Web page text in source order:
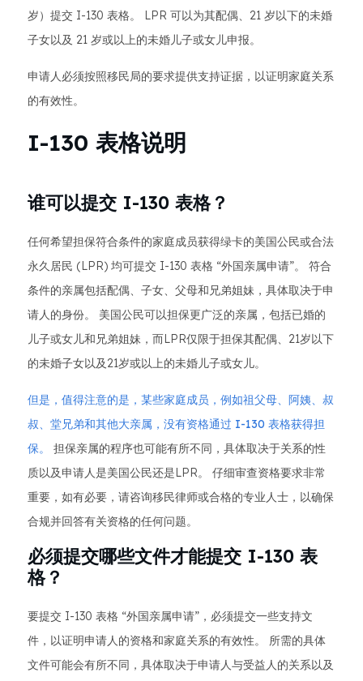
岁）提交 I-130 表格。 LPR 可以为其配偶、21 岁以下的未婚
子女以及 21 岁或以上的未婚儿子或女儿申报。
申请人必须按照移民局的要求提供支持证据，以证明家庭关系
的有效性。
I-130 表格说明
谁可以提交 I-130 表格？
任何希望担保符合条件的家庭成员获得绿卡的美国公民或合法
永久居民 (LPR) 均可提交 I-130 表格 “外国亲属申请”。 符合
条件的亲属包括配偶、子女、父母和兄弟姐妹，具体取决于申
请人的身份。 美国公民可以担保更广泛的亲属，包括已婚的
儿子或女儿和兄弟姐妹，而LPR仅限于担保其配偶、21岁以下
的未婚子女以及21岁或以上的未婚儿子或女儿。
但是，值得注意的是，某些家庭成员，例如祖父母、阿姨、叔
叔、堂兄弟和其他大亲属，没有资格通过 I-130 表格获得担
保。
担保亲属的程序也可能有所不同，具体取决于关系的性
质以及申请人是美国公民还是LPR。 仔细审查资格要求非常
重要，如有必要，请咨询移民律师或合格的专业人士，以确保
合规并回答有关资格的任何问题。
必须提交哪些文件才能提交 I-130 表
格？
要提交 I-130 表格 “外国亲属申请”，必须提交一些支持文
件，以证明申请人的资格和家庭关系的有效性。 所需的具体
文件可能会有所不同，具体取决于申请人与受益人的关系以及